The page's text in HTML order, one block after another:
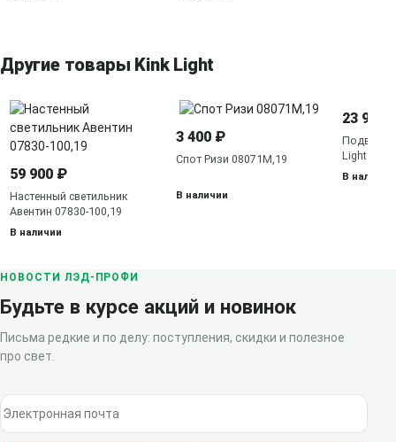
Другие товары Kink Light
59 900 ₽
Настенный светильник
Авентин 07830-100,19
В наличии
3 400 ₽
Спот Ризи 08071M,19
В наличии
23 900
Light
В наличии
НОВОСТИ ЛЭД-ПРОФИ
Будьте в курсе акций и новинок
Письма редкие и по делу: поступления, скидки и полезное
про свет.
Электронная почта